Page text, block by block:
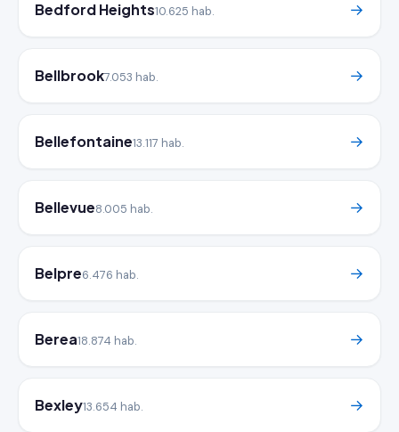
Bedford Heights10.625 hab. →
Bellbrook7.053 hab. →
Bellefontaine13.117 hab. →
Bellevue8.005 hab. →
Belpre6.476 hab. →
Berea18.874 hab. →
Bexley13.654 hab. →